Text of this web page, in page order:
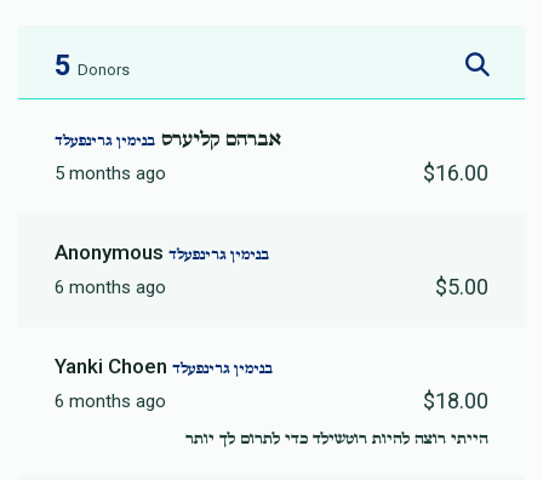
5 Donors
אברהם קליערס בנימין גרינפעלד
5 months ago $16.00
Anonymous בנימין גרינפעלד
6 months ago $5.00
Yanki Choen בנימין גרינפעלד
6 months ago $18.00
הייתי רוצה להיות רוטשילד כדי לתרום לך יותר